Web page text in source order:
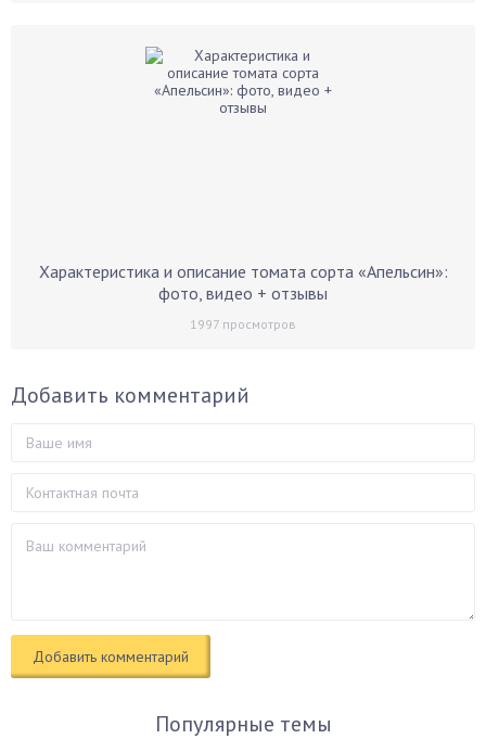
Характеристика и описание томата сорта «Апельсин»:
фото, видео + отзывы
1997 просмотров
Добавить комментарий
Популярные темы